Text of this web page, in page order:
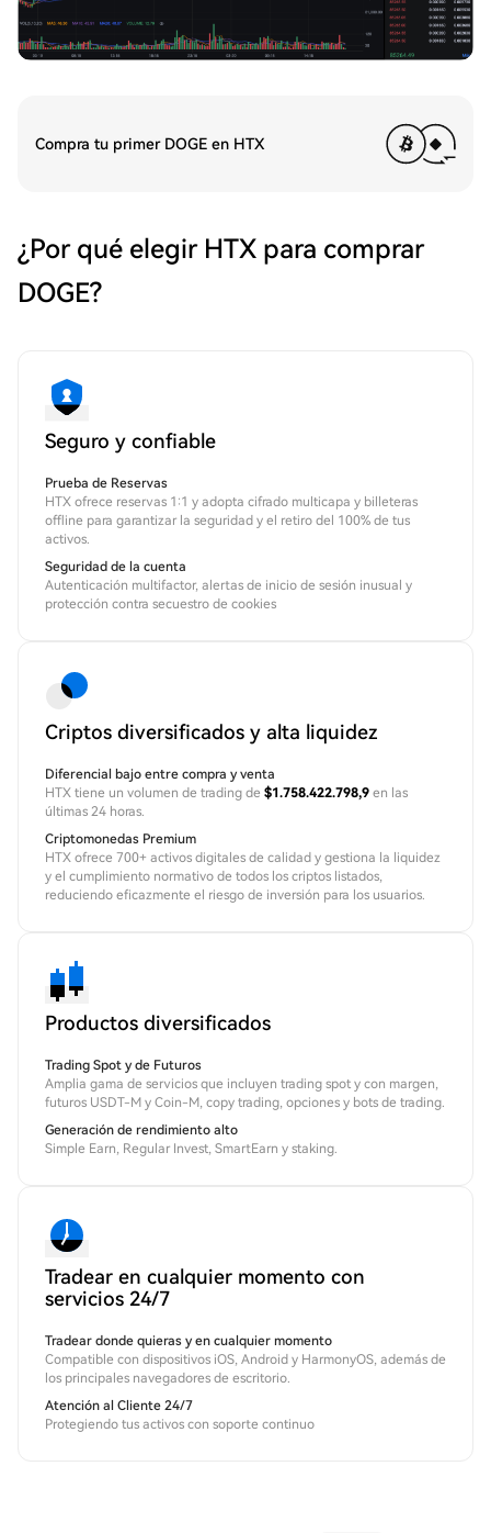
Compra tu primer DOGE en HTX
¿Por qué elegir HTX para comprar
DOGE?
Seguro y confiable
Prueba de Reservas
HTX ofrece reservas 1:1 y adopta cifrado multicapa y billeteras
offline para garantizar la seguridad y el retiro del 100% de tus
activos.
Seguridad de la cuenta
Autenticación multifactor, alertas de inicio de sesión inusual y
protección contra secuestro de cookies
Criptos diversificados y alta liquidez
Diferencial bajo entre compra y venta
HTX tiene un volumen de trading de $1.758.422.798,9 en las
últimas 24 horas.
Criptomonedas Premium
HTX ofrece 700+ activos digitales de calidad y gestiona la liquidez
y el cumplimiento normativo de todos los criptos listados,
reduciendo eficazmente el riesgo de inversión para los usuarios.
Productos diversificados
Trading Spot y de Futuros
Amplia gama de servicios que incluyen trading spot y con margen,
futuros USDT-M y Coin-M, copy trading, opciones y bots de trading.
Generación de rendimiento alto
Simple Earn, Regular Invest, SmartEarn y staking.
Tradear en cualquier momento con
servicios 24/7
Tradear donde quieras y en cualquier momento
Compatible con dispositivos iOS, Android y HarmonyOS, además de
los principales navegadores de escritorio.
Atención al Cliente 24/7
Protegiendo tus activos con soporte continuo